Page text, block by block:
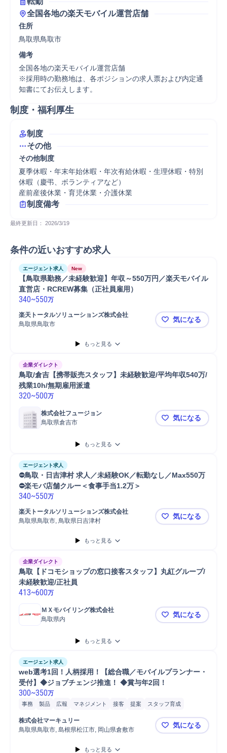
全国各地の楽天モバイル運営店舗
住所
鳥取県鳥取市
備考
全国各地の楽天モバイル運営店舗
※採用時の勤務地は、各ポジションの求人票および内定通
制度・福利厚生
制度
その他
その他制度
夏季休暇・年末年始休暇・年次有給休暇・生理休暇・特別
休暇（慶弔、ボランティアなど）
制度備考
最終更新日： 2026/3/19
条件の近いおすすめ求人
エージェント求人 New
【鳥取県勤務／未経験歓迎】年収～550万円／楽天モバイル
直営店・RCREW募集（正社員雇用）
340~550万
楽天トータルソリューションズ株式会社
鳥取県鳥取市
【鳥取県勤
気になる
もっと見る
企業ダイレクト
鳥取/倉吉【携帯販売スタッフ】未経験歓迎/平均年収540万/
残業10h/無期雇用派遣
320~500万
株式会社フュージョン
鳥取県倉吉市
鳥取/倉吉【
気になる
もっと見る
エージェント求人
⛔鳥取・日吉津村 求人／未経験OK／転勤なし／Max550万
340~550万
楽天トータルソリューションズ株式会社
鳥取県鳥取市, 鳥取県日吉津村
⛔鳥取・日
気になる
もっと見る
企業ダイレクト
鳥取【ドコモショップの窓口接客スタッフ】丸紅グループ/
未経験歓迎/正社員
413~600万
ＭＸモバイリング株式会社
鳥取県内
鳥取【ドコ
気になる
もっと見る
エージェント求人
web選考1回！人柄採用！【総合職／モバイルプランナー・
受付】◆ジョブチェンジ推進！ ◆賞与年2回！
300~350万
事務 製品 広報 マネジメント 接客 提案
スタッフ育成
店舗/施設運営
株式会社マーキュリー
鳥取県鳥取市, 島根県松江市, 岡山県倉敷市
web選考1
気になる
もっと見る